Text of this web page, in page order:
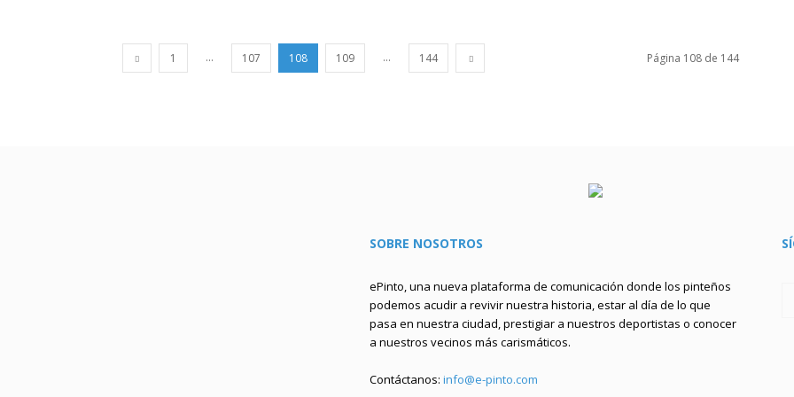
1 ... 107 108 109 ... 144 Página 108 de 144
SOBRE NOSOTROS
ePinto, una nueva plataforma de comunicación donde los pinteños
podemos acudir a revivir nuestra historia, estar al día de lo que
pasa en nuestra ciudad, prestigiar a nuestros deportistas o conocer
a nuestros vecinos más carismáticos.
Contáctanos: info@e-pinto.com